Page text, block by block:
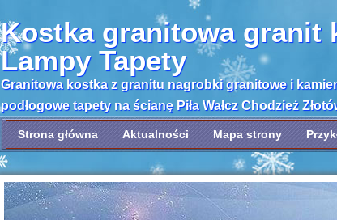
Kostka granitowa granit
Lampy Tapety
Granitowa kostka z granitu nagrobki granitowe i
podłogowe tapety na ścianę Piła Wałcz Chodzież
Strona główna Aktualności Mapa strony